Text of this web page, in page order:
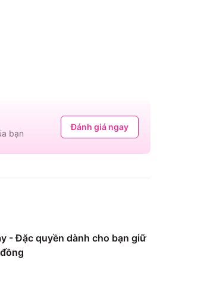
bạn
Đánh giá ngay
- Đặc quyền dành cho bạn giữ